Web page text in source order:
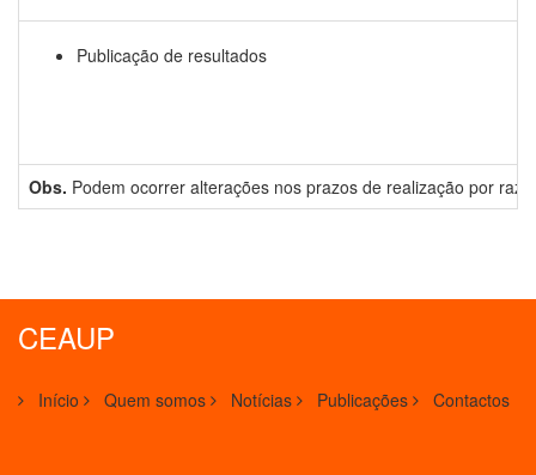
Publicação de resultados
Obs. Podem ocorrer alterações nos prazos de realização por
CEAUP
Início Quem somos Notícias Publicações Contactos